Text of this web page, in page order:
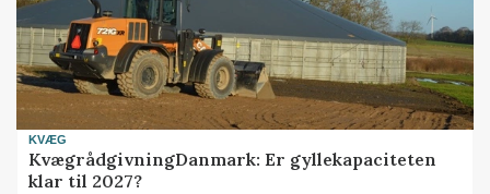
KVÆG
KvægrådgivningDanmark: Er gyllekapaciteten
klar til 2027?